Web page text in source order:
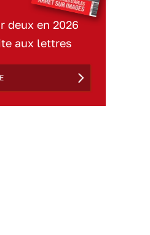
deux en 2026
aux lettres